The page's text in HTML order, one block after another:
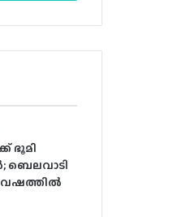
ഭൂമി
ബെലവാടി